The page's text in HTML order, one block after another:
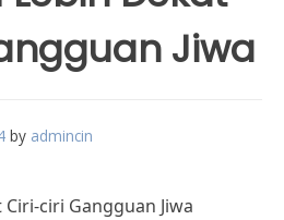
Jiwa
by admincin
ciri Gangguan Jiwa